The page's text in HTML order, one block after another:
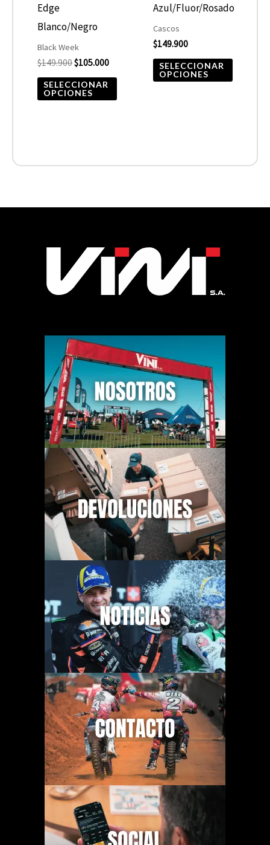
Edge
Blanco/Negro
Black Week
$149.900$105.000
SELECCIONAR
OPCIONES
página
de
Azul/Fluor/Rosado
Cascos
$149.900
SELECCIONAR
OPCIONES
pueden
la
página